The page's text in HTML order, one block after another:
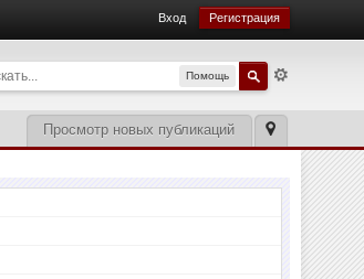
Вход Регистрация
Помощь
Просмотр новых публикаций